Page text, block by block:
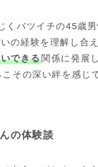
くバツイチの45歳
の経験を理解し合
できる関係に発展
その深い絆を感じ
の体験談